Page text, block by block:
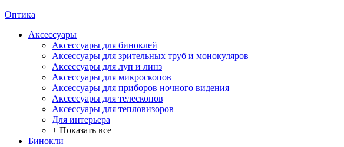
Оптика
Аксессуары
Аксессуары для биноклей
Аксессуары для зрительных труб и монокуляров
Аксессуары для луп и линз
Аксессуары для микроскопов
Аксессуары для приборов ночного видения
Аксессуары для телескопов
Аксессуары для тепловизоров
Для интерьера
+ Показать все
Бинокли